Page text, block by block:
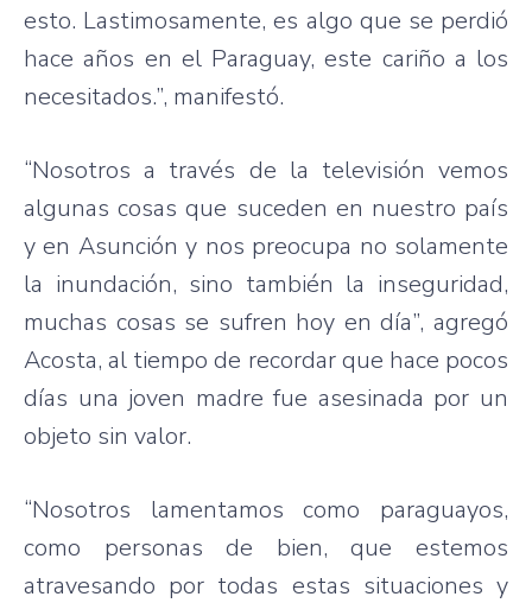
esto. Lastimosamente, es algo que se perdió
hace años en el Paraguay, este cariño a los
necesitados.”, manifestó.
“Nosotros a través de la televisión vemos
algunas cosas que suceden en nuestro país
y en Asunción y nos preocupa no solamente
la inundación, sino también la inseguridad,
muchas cosas se sufren hoy en día”, agregó
Acosta, al tiempo de recordar que hace pocos
días una joven madre fue asesinada por un
objeto sin valor.
“Nosotros lamentamos como paraguayos,
como personas de bien, que estemos
atravesando por todas estas situaciones y